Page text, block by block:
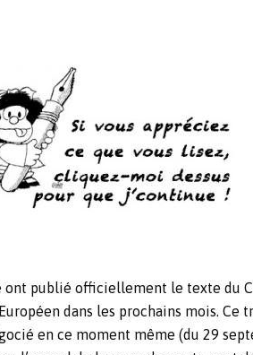
publié officiellement le texte du
dans les prochains mois.
en ce moment même (du 29